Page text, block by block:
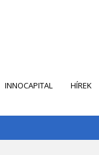
INNOCAPITAL HÍREK